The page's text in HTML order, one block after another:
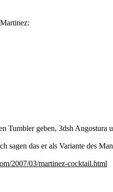
Tumbler geben, 3dsh
sagen das er als Variante des
2007/03/martinez-cocktail.html